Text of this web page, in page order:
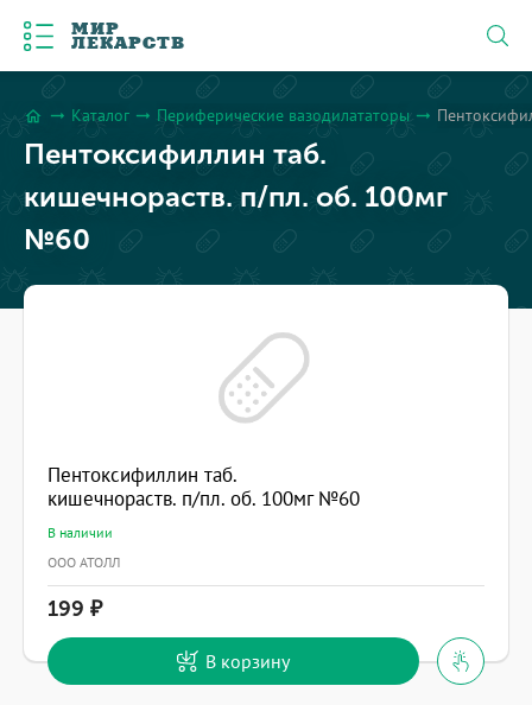
МИР
ЛЕКАРСТВ
home arrow_right_alt Каталог arrow_right_alt Периферические вазодилататоры arrow_right_alt
Пентоксифиллин таб.
кишечнораств. п/пл. об. 100мг
№60
Пентоксифиллин таб.
кишечнораств. п/пл. об. 100мг №60
В наличии
ООО АТОЛЛ
199
В корзину